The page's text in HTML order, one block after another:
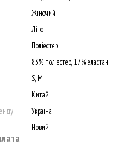
Жіночий
Літо
Поліестер
83% поліестер, 17% еластан
S, M
Китай
Україна
Новий